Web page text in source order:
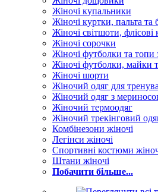
Жіночі купальники
Жіночі куртки, пальта та
Жіночі світшоти, флісові
Жіночі сорочки
Жіночі футболки та
Жіночі футболки, майки
Жіночі шорти
Жіночий одяг для
Жіночий одяг з
Жіночий термоодяг
Жіночий трекінговий
Комбінезони жіночі
Легінси жіночі
Спортивні костюми
Штани жіночі
Побачити більше...